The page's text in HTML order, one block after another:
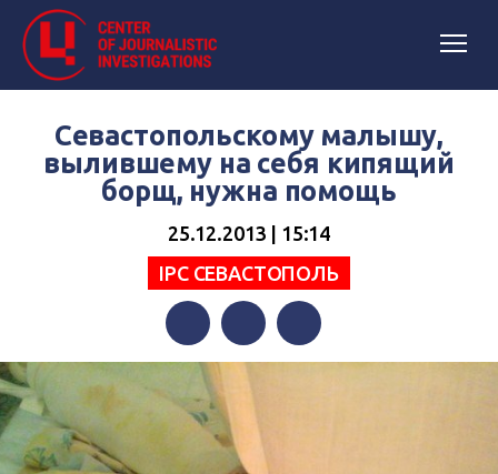
Севастопольскому малышу,
вылившему на себя кипящий
борщ, нужна помощь
25.12.2013 | 15:14
IPC СЕВАСТОПОЛЬ
FacebookTwitterTelegram